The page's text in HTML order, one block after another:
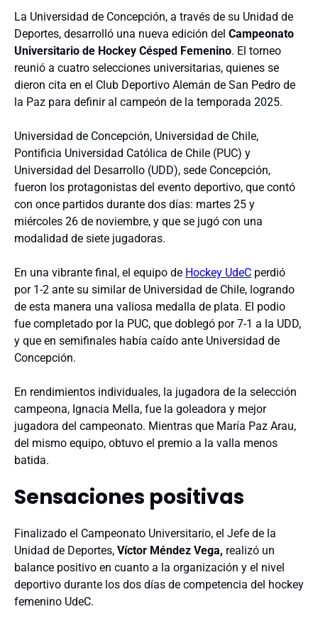
La Universidad de Concepción, a través de su Unidad de
Deportes, desarrolló una nueva edición del Campeonato
Universitario de Hockey Césped Femenino. El torneo
reunió a cuatro selecciones universitarias, quienes se
dieron cita en el Club Deportivo Alemán de San Pedro de
la Paz para definir al campeón de la temporada 2025.
Universidad de Concepción, Universidad de Chile,
Pontificia Universidad Católica de Chile (PUC) y
Universidad del Desarrollo (UDD), sede Concepción,
fueron los protagonistas del evento deportivo, que contó
con once partidos durante dos días: martes 25 y
miércoles 26 de noviembre, y que se jugó con una
modalidad de siete jugadoras.
En una vibrante final, el equipo de Hockey UdeC perdió
por 1-2 ante su similar de Universidad de Chile, logrando
de esta manera una valiosa medalla de plata. El podio
fue completado por la PUC, que doblegó por 7-1 a la UDD,
y que en semifinales había caído ante Universidad de
Concepción.
En rendimientos individuales, la jugadora de la selección
campeona, Ignacia Mella, fue la goleadora y mejor
jugadora del campeonato. Mientras que María Paz Arau,
del mismo equipo, obtuvo el premio a la valla menos
batida.
Sensaciones positivas
Finalizado el Campeonato Universitario, el Jefe de la
Unidad de Deportes, Víctor Méndez Vega, realizó un
balance positivo en cuanto a la organización y el nivel
deportivo durante los dos días de competencia del hockey
femenino UdeC.